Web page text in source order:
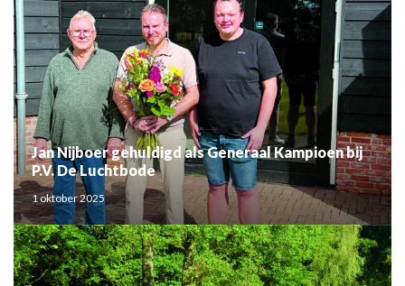
Jan Nijboer gehuldigd als Generaal Kampioen bij
P.V. De Luchtbode
1 oktober 2025